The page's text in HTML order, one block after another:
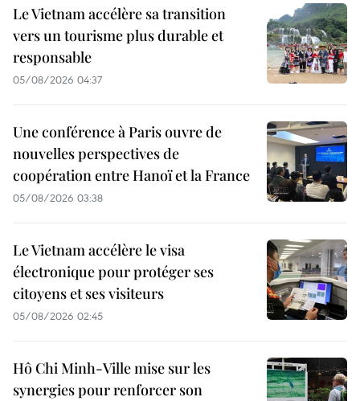
Le Vietnam accélère sa transition
vers un tourisme plus durable et
responsable
05/08/2026 04:37
Une conférence à Paris ouvre de
nouvelles perspectives de
coopération entre Hanoï et la France
05/08/2026 03:38
Le Vietnam accélère le visa
électronique pour protéger ses
citoyens et ses visiteurs
05/08/2026 02:45
Hô Chi Minh-Ville mise sur les
synergies pour renforcer son